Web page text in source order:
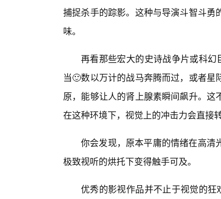
捕捉杀手的踪影。这种与导演斗智斗
味。
再看那些宏大的史诗战争片或科幻
当🙂数以万计的战马奔腾而过，或者
原，能够让人的肾上腺素瞬间飙升。
在这种环境下，视觉上的冲击力会直接
你会发现，原本平庸的情绪在高清
极致视听的烘托下变得触手可及。
优秀的影视作品并不止于视觉的狂